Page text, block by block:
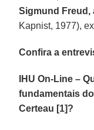
Sigmund Freud,
Kapnist, 1977),
Confira a
IHU On-Line –
fundamentais
Certeau [1]?